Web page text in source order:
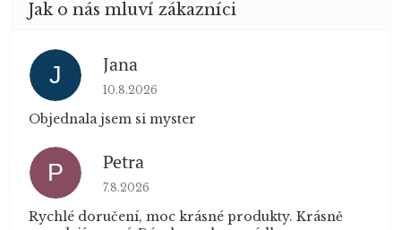
J Jana
Hodnocení obchodu je 5 z 5 hvězdiček.
10.8.2026
Objednala jsem si myster
P Petra
Hodnocení obchodu je 5 z 5 hvězdiček.
7.8.2026
Rychlé doručení, moc krásné produkty. Krásně